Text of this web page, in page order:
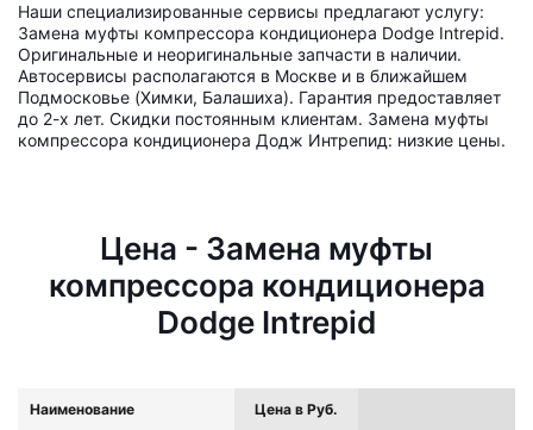
Наши специализированные сервисы предлагают услугу:
Замена муфты компрессора кондиционера Dodge Intrepid.
Оригинальные и неоригинальные запчасти в наличии.
Автосервисы располагаются в Москве и в ближайшем
Подмосковье (Химки, Балашиха). Гарантия предоставляет
до 2-х лет. Скидки постоянным клиентам. Замена муфты
компрессора кондиционера Додж Интрепид: низкие цены.
Цена - Замена муфты
компрессора кондиционера
Dodge Intrepid
Наименование Цена в Руб.